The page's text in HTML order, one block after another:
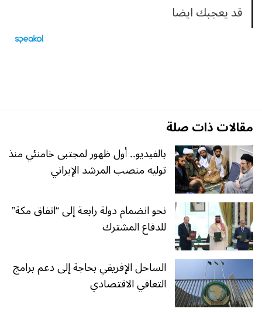
قد يعجبك ايضا
مقالات ذات صلة
بالفيديو.. أول ظهور لمجتبى خامنئي منذ
توليه منصب المرشد الإيراني
نحو انضمام دولة رابعة إلى “اتفاق مكة”
للدفاع المشترك
الساحل الإفريقي بحاجة إلى دعم برامج
التعافي الاقتصادي